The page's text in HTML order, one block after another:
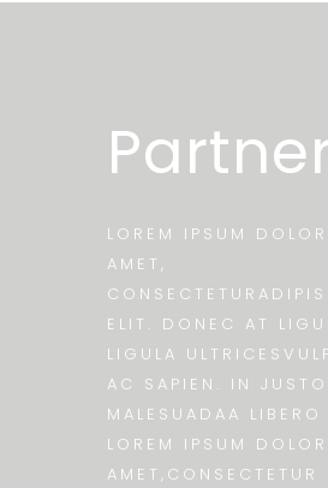
LOREM IPSUM
AMET,
ELIT. DONEC AT
LIGULA
AC SAPIEN. IN
MALESUADAA LIBERO
LOREM IPSUM
AMET,CONSECTETUR